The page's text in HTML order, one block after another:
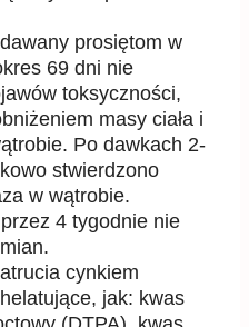
prosiętom w
69 dni nie
toksyczności,
masy ciała i
Po dawkach 2-
stwierdzono
w wątrobie.
4 tygodnie nie
cynkiem
jak: kwas